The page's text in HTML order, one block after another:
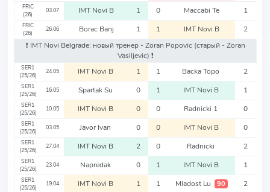
FRIC
(26)
03.07 IMT Novi B 1 0 Maccabi Te 1
FRIC
(26)
26.06 Borac Banj 1 1 IMT Novi B
2
❗️ IMT Novi Belgrade: новый тренер - Zoran Popovic (старый - Zoran
Vasiljevic) ❗️
SER1
(25/26)
24.05 IMT Novi B 1 1 Backa Topo 2
SER1
(25/26)
16.05 Spartak Su 0 1 IMT Novi B 1
SER1
(25/26)
10.05 IMT Novi B 0 0 Radnicki 1 0
SER1
(25/26)
03.05 Javor Ivan 0 0 IMT Novi B 0
SER1
(25/26)
27.04 IMT Novi B 2 0 Radnicki 2
SER1
(25/26)
23.04 Napredak 0 1 IMT Novi B 1
SER1
(25/26)
19.04 IMT Novi B 1 1 Mladost Lu 90 2